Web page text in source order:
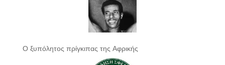
Ο ξυπόλητος πρίγκιπας της Αφρικής